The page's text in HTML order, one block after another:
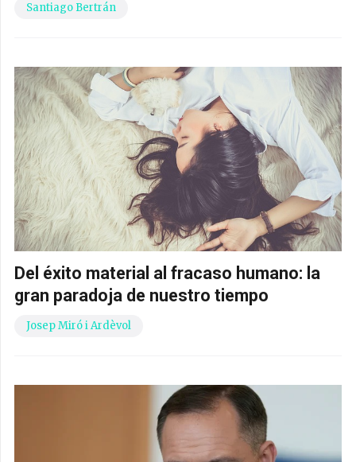
Santiago Bertrán
Del éxito material al fracaso humano: la
gran paradoja de nuestro tiempo
Josep Miró i Ardèvol